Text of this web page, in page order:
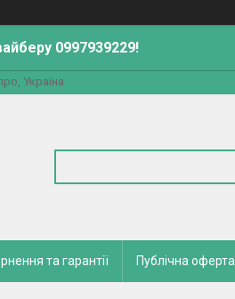
0997939229!
Україна
та гарантії Публічна оферта